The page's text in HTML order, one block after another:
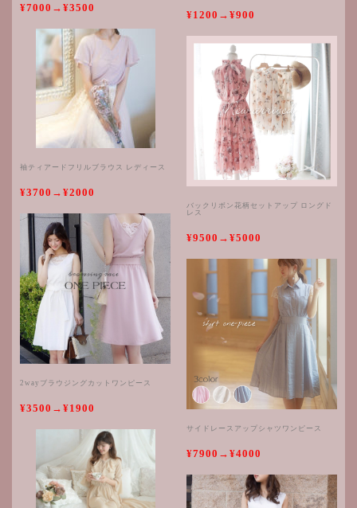
¥7000→¥3500
袖ティアードフリルブラウス レディース
¥3700→¥2000
2wayブラウジングカットワンピース
¥3500→¥1900
¥1200→¥900
バックリボン花柄セットアップ ロングド
レス
¥9500→¥5000
サイドレースアップシャツワンピース
¥7900→¥4000